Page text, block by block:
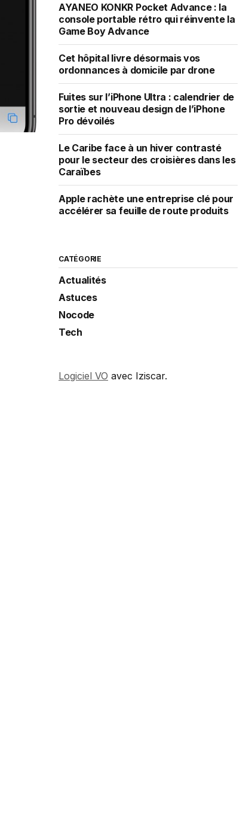
AYANEO KONKR Pocket Advance : la
console portable rétro qui réinvente la
Game Boy Advance
Cet hôpital livre désormais vos
ordonnances à domicile par drone
Fuites sur l’iPhone Ultra : calendrier de
sortie et nouveau design de l’iPhone
Pro dévoilés
Le Caribe face à un hiver contrasté
pour le secteur des croisières dans les
Caraïbes
Apple rachète une entreprise clé pour
accélérer sa feuille de route produits
CATÉGORIE
Actualités
Astuces
Nocode
Tech
Logiciel VO avec Iziscar.